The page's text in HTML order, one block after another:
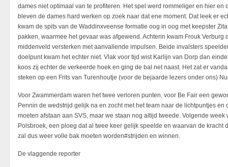
dames niet optimaal van te profiteren. Het spel werd rommeliger en hier en
bleven de dames hard werken op zoek naar dat ene moment. Dat leek er
kwam de spits van de Waddinxveense formatie oog in oog met keepster
pakken, waarmee het gevaar was afgewend. Achterin kwam Frouk
middenveld versterken met aanvallende impulsen. Beide invalsters
doelpunt kwam het echter niet. Vlak voor tijd wist Karlijn van Dorp dan
koos zij echter de verkeerde hoek en ging de bal net naast. Het zat er
steken op een Frits van Turenhoutje (voor de bejaarde lezers onder ons)
Voor Zwammerdam waren het twee verloren punten, voor Be Fair een
Pennin de wedstrijd gelijk na en zocht met het team naar de lichtpuntjes
moeten afstaan aan SVS, maar we staan nog altijd tweede. Volgende week
Polsbroek, een ploeg dat al twee keer gelijk speelde en waarvan de kracht
zal dus weer volle bak moeten worden#strijden en winnen.
De vlaggende reporter